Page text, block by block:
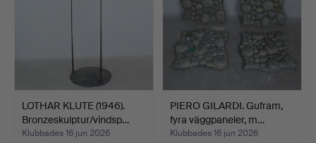
LOTHAR KLUTE (1946).
Bronzeskulptur/vindsp…
Klubbades 16 jun 2026
PIERO GILARDI. Gufram,
fyra väggpaneler, m…
Klubbades 16 jun 2026